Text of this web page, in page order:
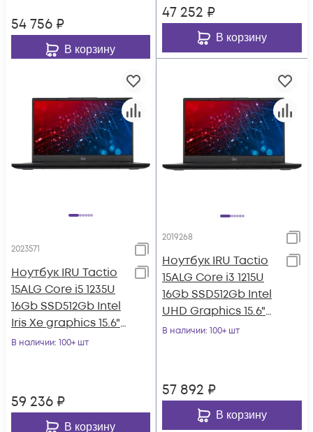
54 756 ₽
В корзину
47 252 ₽
В корзину
2023571
Ноутбук IRU Tactio
15ALG Core i5 1235U
16Gb SSD512Gb Intel
Iris Xe graphics 15.6"
IPS FHD (1920x1080
В наличии: 100+ шт
59 236 ₽
В корзину
2019268
Ноутбук IRU Tactio
15ALG Core i3 1215U
16Gb SSD512Gb Intel
UHD Graphics 15.6"
IPS FHD (1920x1080)
В наличии: 100+ шт
57 892 ₽
В корзину